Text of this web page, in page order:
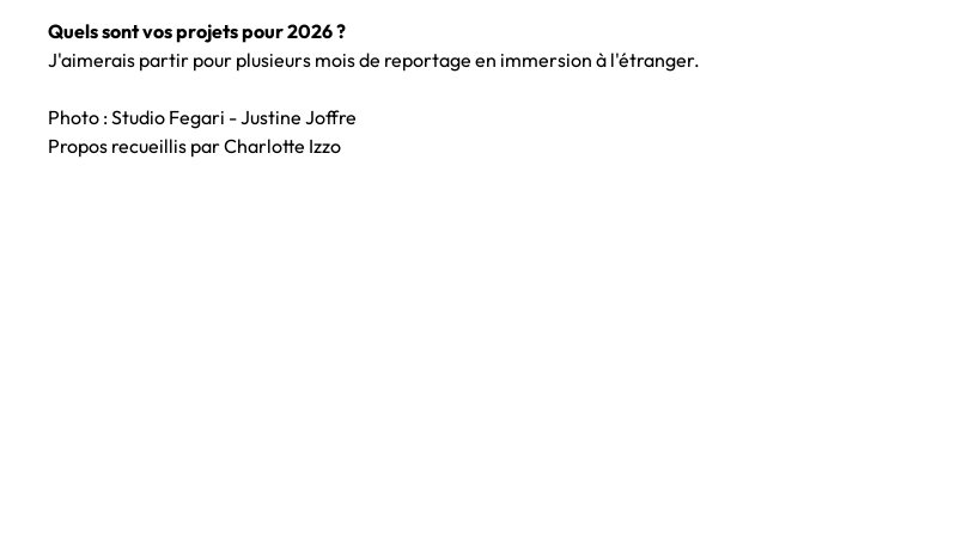
Quels sont vos projets pour 2026 ?
J'aimerais partir pour plusieurs mois de reportage en immersion à l'étranger.
Photo : Studio Fegari - Justine Joffre
Propos recueillis par Charlotte Izzo